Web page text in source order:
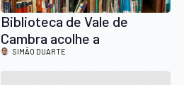
Biblioteca de Vale de
Cambra acolhe a
apresentação da nova obra
SIMÃO DUARTE